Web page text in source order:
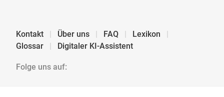
Kontakt Über uns FAQ
Lexikon
Glossar
Digitaler KI-Assistent
Folge uns auf: